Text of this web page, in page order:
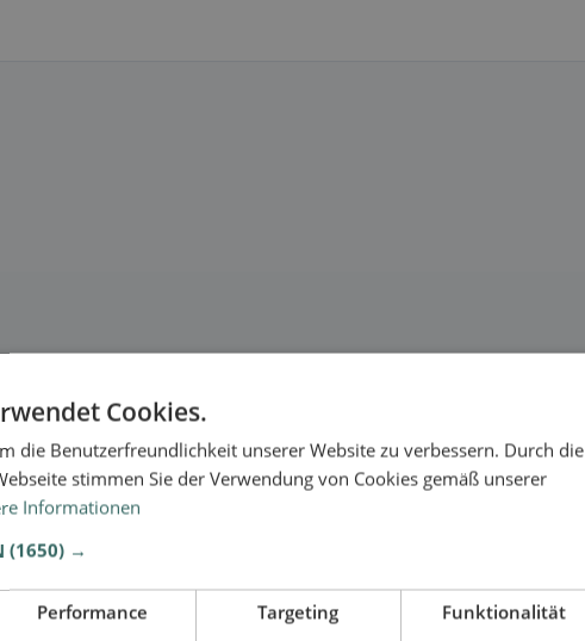
Cookies.
die Benutzerfreundlichkeit unserer Website zu verbessern. Durch die
stimmen Sie der Verwendung von Cookies gemäß unserer
Informationen
(1650) →
Performance Targeting Funktionalität